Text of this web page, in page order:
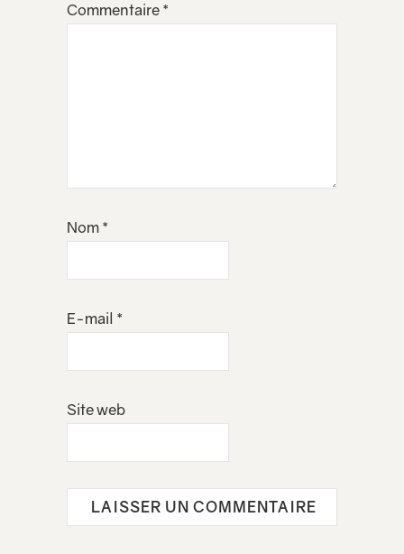
Commentaire *
Nom *
E-mail *
Site web